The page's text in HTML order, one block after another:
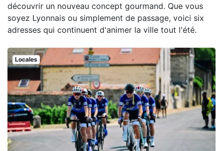
découvrir un nouveau concept gourmand. Que vous
soyez Lyonnais ou simplement de passage, voici six
adresses qui continuent d'animer la ville tout l'été.
Locales